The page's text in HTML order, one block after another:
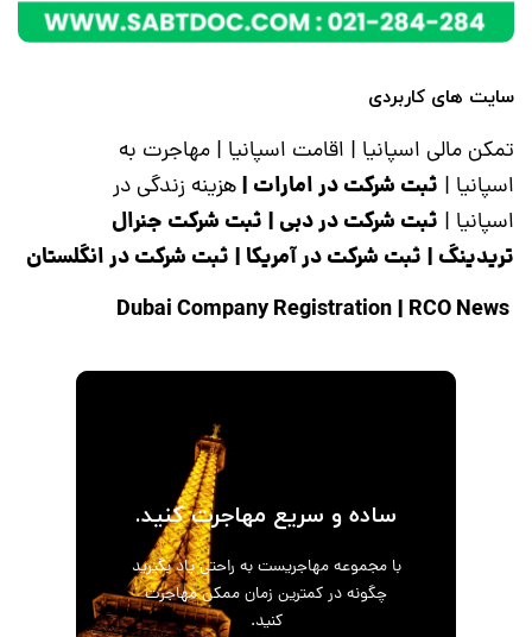
سایت های کاربردی
تمکن مالی اسپانیا | اقامت اسپانیا | مهاجرت به
اسپانیا | ثبت شرکت در امارات |هزینه زندگی در
اسپانیا | ثبت شرکت در دبی | ثبت شرکت جنرال
تریدینگ | ثبت شرکت در آمریکا | ثبت شرکت در انگلستان
| RCO News
ساده و سریع مهاجرت کنید.
با مجموعه مهاجریست به راحتی یاد بگیرید
چگونه در کمترین زمان ممکن مهاجرت
کنید.